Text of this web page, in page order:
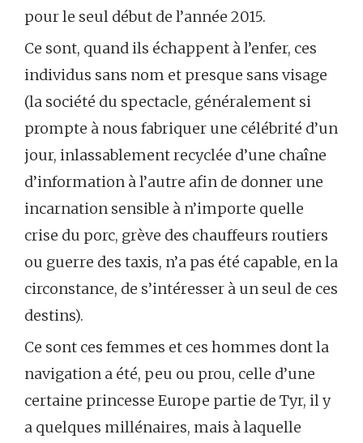
pour le seul début de l’année 2015.
Ce sont, quand ils échappent à l’enfer, ces
individus sans nom et presque sans visage
(la société du spectacle, généralement si
prompte à nous fabriquer une célébrité d’un
jour, inlassablement recyclée d’une chaîne
d’information à l’autre afin de donner une
incarnation sensible à n’importe quelle
crise du porc, grève des chauffeurs routiers
ou guerre des taxis, n’a pas été capable, en la
circonstance, de s’intéresser à un seul de ces
destins).
Ce sont ces femmes et ces hommes dont la
navigation a été, peu ou prou, celle d’une
certaine princesse Europe partie de Tyr, il y
a quelques millénaires, mais à laquelle